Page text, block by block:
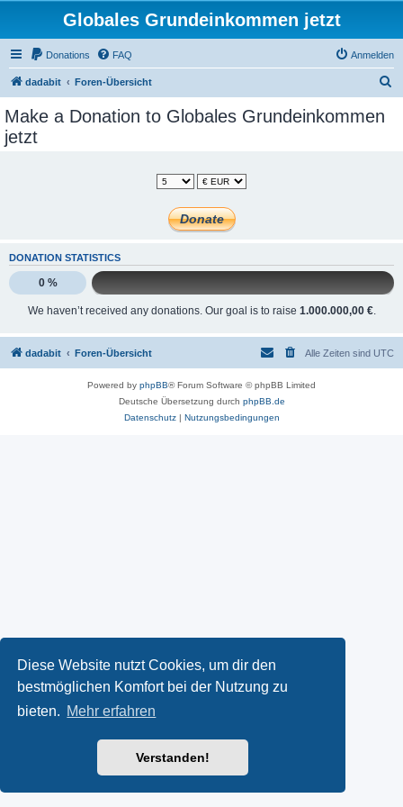
Diese Website nutzt Cookies, um dir den
bestmöglichen Komfort bei der Nutzung zu
bieten. Mehr erfahren
Verstanden!
Globales Grundeinkommen jetzt
Donations FAQ Anmelden
dadabit Foren-Übersicht
Make a Donation to Globales Grundeinkommen
jetzt
DONATION STATISTICS
0 %
We haven’t received any donations. Our goal is to raise 1.000.000,00 €.
dadabit Foren-Übersicht Alle Zeiten sind UTC
Powered by phpBB® Forum Software © phpBB Limited
Deutsche Übersetzung durch phpBB.de
Datenschutz| Nutzungsbedingungen